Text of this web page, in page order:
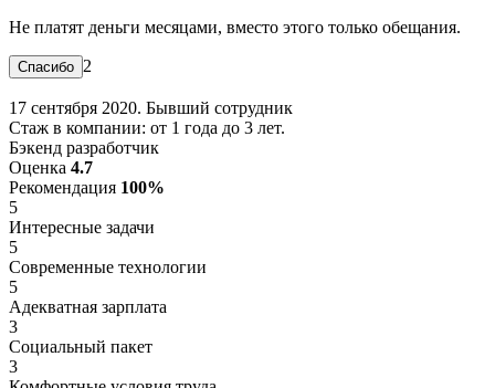
Не платят деньги месяцами, вместо этого только обещания.
2
17 сентября 2020. Бывший сотрудник
Стаж в компании: от 1 года до 3 лет.
Бэкенд разработчик
Оценка 4.7
Рекомендация 100%
5
Интересные задачи
5
Современные технологии
5
Адекватная зарплата
3
Социальный пакет
3